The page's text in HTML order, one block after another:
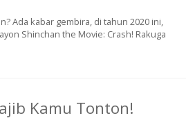
Ada kabar gembira, di tahun 2020 ini,
Shinchan the Movie: Crash! Rakuga
Kamu Tonton!